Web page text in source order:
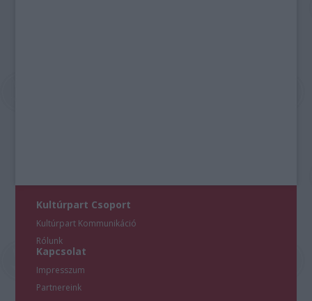
Kultúrpart Csoport
Kultúrpart Kommunikáció
Rólunk
Kapcsolat
Impresszum
Partnereink